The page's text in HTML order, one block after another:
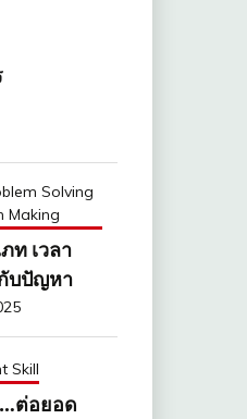
Solving
Making
ท เวลา
บปัญหา
Skill
ต่อยอด